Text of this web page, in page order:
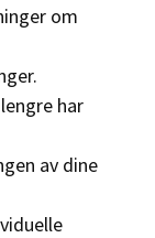
om
har
av dine